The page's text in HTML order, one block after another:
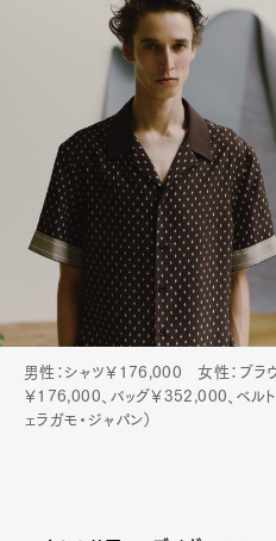
男性：シャツ￥176,000 女性：ブラ
￥176,000、バッグ￥352,000、ベル
ェラガモ・ジャパン）